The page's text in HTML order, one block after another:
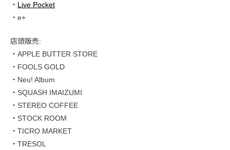
・ Live Pocket
・e+
店頭販売:
・APPLE BUTTER STORE
・FOOLS GOLD
・Neu! Album
・SQUASH IMAIZUMI
・STEREO COFFEE
・STOCK ROOM
・TICRO MARKET
・TRESOL